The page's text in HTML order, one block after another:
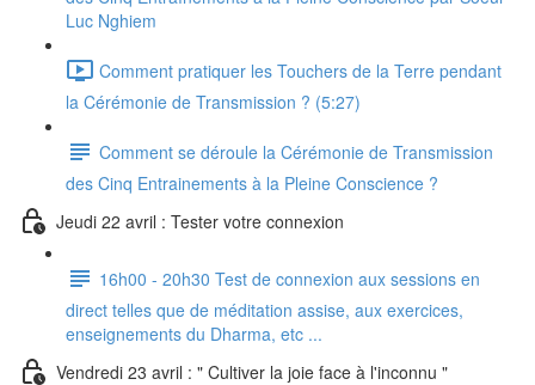
Luc Nghiem
Comment pratiquer les Touchers de la Terre pendant
la Cérémonie de Transmission ? (5:27)
Comment se déroule la Cérémonie de Transmission
des Cinq Entrainements à la Pleine Conscience ?
Jeudi 22 avril : Tester votre connexion
16h00 - 20h30 Test de connexion aux sessions en
direct telles que de méditation assise, aux exercices,
enseignements du Dharma, etc ...
Vendredi 23 avril : " Cultiver la joie face à l'inconnu "